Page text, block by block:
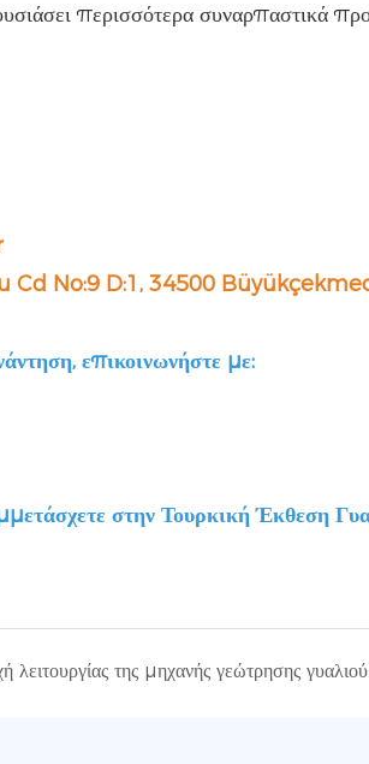
περισσότερα συναρπαστικά
Cd No:9 D:1, 34500
επικοινωνήστε με:
λειτουργίας της μηχανής γεώτρησης γυαλιού